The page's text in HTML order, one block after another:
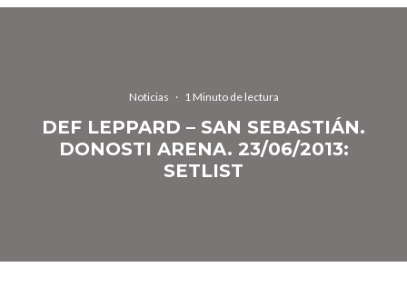
Noticias · 1 Minuto de lectura
DEF LEPPARD – SAN SEBASTIÁN.
DONOSTI ARENA. 23/06/2013:
SETLIST